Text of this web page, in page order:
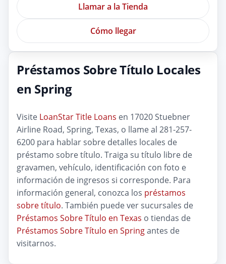
Llamar a la Tienda
Cómo llegar
Préstamos Sobre Título Locales
en Spring
Visite LoanStar Title Loans en 17020 Stuebner
Airline Road, Spring, Texas, o llame al 281-257-
6200 para hablar sobre detalles locales de
préstamo sobre título. Traiga su título libre de
gravamen, vehículo, identificación con foto e
información de ingresos si corresponde. Para
información general, conozca los préstamos
sobre título. También puede ver sucursales de
Préstamos Sobre Título en Texas o tiendas de
Préstamos Sobre Título en Springantes de
visitarnos.